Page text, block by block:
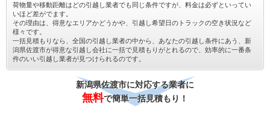
荷物量や移動距離はどの引越し業者でも同じ条件ですが、料金は必ずといってい
いほど差がでます。
その理由は、得意なエリアかどうかや、引越し希望日のトラックの空き状況など
様々です。
一括見積もりなら、全国の引越し業者の中から、あなたの引越し条件にあう、新
潟県佐渡市が得意な引越し会社に一括で見積もりがとれるので、効率的に一番条
件のいい引越し業者が見つけられるのです。
新潟県佐渡市に対応する業者に
無料で簡単一括見積もり！